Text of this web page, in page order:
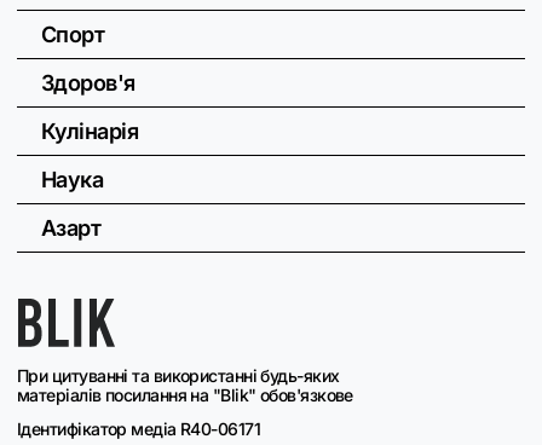
При цитуванні та використанні будь-яких
матеріалів посилання на "Blik" обов'язкове
Ідентифікатор медіа R40-06171
Спорт
Здоров'я
Кулінарія
Наука
Азарт